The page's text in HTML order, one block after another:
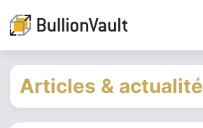
Articles & actualité